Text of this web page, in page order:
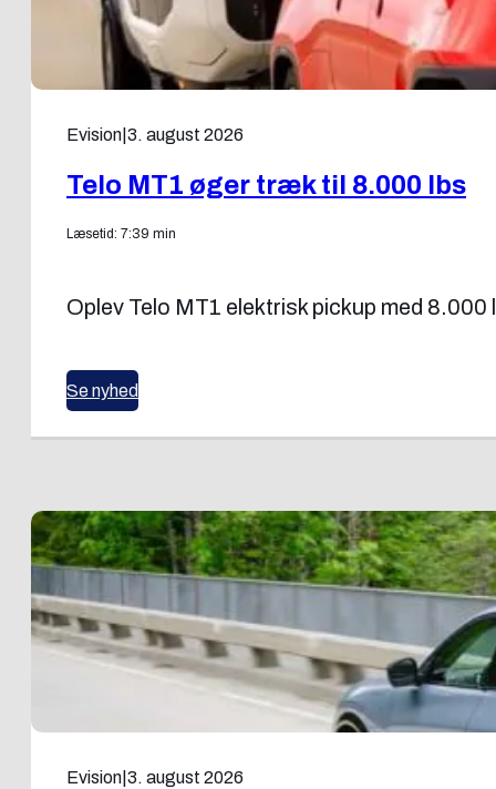
Evision 3. august 2026
Telo MT1 øger træk til 8.000 lbs
Læsetid: 7:39 min
Oplev Telo MT1 elektrisk pickup med
Se nyhed
Evision 3. august 2026